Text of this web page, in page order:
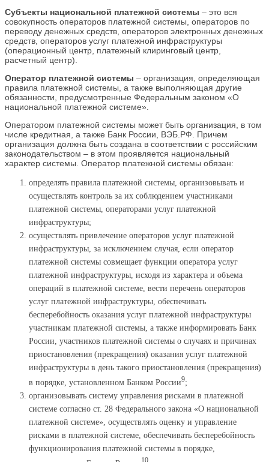
Субъекты национальной платежной системы – это вся
совокупность операторов платежной системы, операторов по
переводу денежных средств, операторов электронных денежных
средств, операторов услуг платежной инфраструктуры
(операционный центр, платежный клиринговый центр,
расчетный центр).
Оператор платежной системы – организация, определяющая
правила платежной системы, а также выполняющая другие
обязанности, предусмотренные Федеральным законом «О
национальной платежной системе».
Оператором платежной системы может быть организация, в том
числе кредитная, а также Банк России, ВЭБ.РФ. Причем
организация должна быть создана в соответствии с российским
законодательством – в этом проявляется национальный
характер системы. Оператор платежной системы обязан:
определять правила платежной системы, организовывать и
осуществлять контроль за их соблюдением участниками
платежной системы, операторами услуг платежной
инфраструктуры;
осуществлять привлечение операторов услуг платежной
инфраструктуры, за исключением случая, если оператор
платежной системы совмещает функции оператора услуг
платежной инфраструктуры, исходя из характера и объема
операций в платежной системе, вести перечень операторов
услуг платежной инфраструктуры, обеспечивать
бесперебойность оказания услуг платежной инфраструктуры
участникам платежной системы, а также информировать Банк
России, участников платежной системы о случаях и причинах
приостановления (прекращения) оказания услуг платежной
инфраструктуры в день такого приостановления (прекращения)
в порядке, установленном Банком России9;
организовывать систему управления рисками в платежной
системе согласно ст. 28 Федерального закона «О национальной
платежной системе», осуществлять оценку и управление
рисками в платежной системе, обеспечивать бесперебойность
функционирования платежной системы в порядке,
10